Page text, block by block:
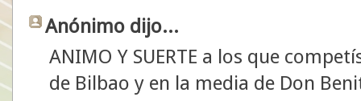
Anónimo dijo...
ANIMO Y SUERTE a los que
de Bilbao y en la media de Don